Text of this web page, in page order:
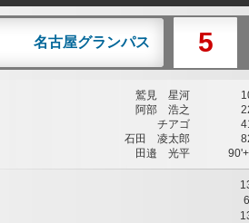
名古屋グランパス 5
鷲見 星河
阿部 浩之
チアゴ
石田 凌太郎
田邉 光平
6